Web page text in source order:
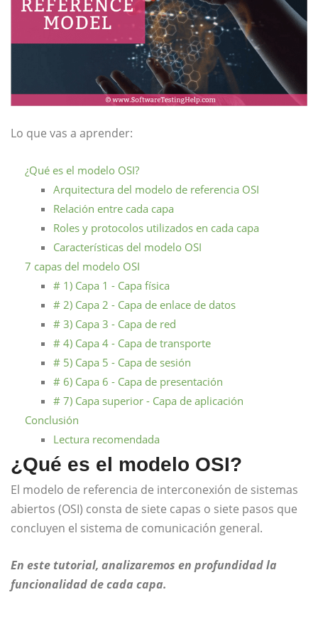
Lo que vas a aprender:
¿Qué es el modelo OSI?
Arquitectura del modelo de referencia OSI
Relación entre cada capa
Roles y protocolos utilizados en cada capa
Características del modelo OSI
7 capas del modelo OSI
# 1) Capa 1 - Capa física
# 2) Capa 2 - Capa de enlace de datos
# 3) Capa 3 - Capa de red
# 4) Capa 4 - Capa de transporte
# 5) Capa 5 - Capa de sesión
# 6) Capa 6 - Capa de presentación
# 7) Capa superior - Capa de aplicación
Conclusión
Lectura recomendada
¿Qué es el modelo OSI?
El modelo de referencia de interconexión de sistemas
abiertos (OSI) consta de siete capas o siete pasos que
concluyen el sistema de comunicación general.
En este tutorial, analizaremos en profundidad la
funcionalidad de cada capa.